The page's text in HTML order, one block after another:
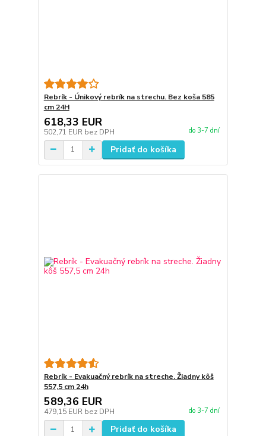
Rebrík - Únikový rebrík na strechu. Bez koša 585
cm 24H
618,33 EUR
502,71 EUR bez DPH do 3-7 dní
Pridať do košíka
Rebrík - Evakuačný rebrík na streche. Žiadny kôš
557,5 cm 24h
589,36 EUR
479,15 EUR bez DPH do 3-7 dní
Pridať do košíka